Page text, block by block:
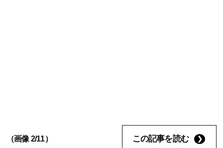
（画像 2/11） この記事を読む